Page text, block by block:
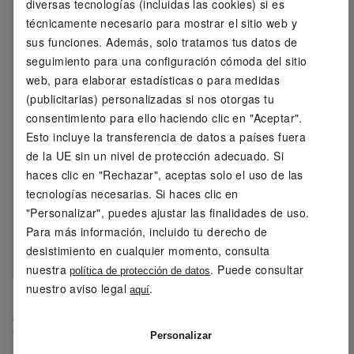
relleno ajustable
individualmente:
Instrucciones de
cuidado:
lavar a una temperatura
máxima de 30 °C (programa
para prendas delicadas)
no usar lejía
no secar en la secadora
planchar a una temperatura
máxima de 110 °C. No usar
plancha de vapor
no lavar en seco
Contenido del
paquete:
1 cojín de yoga
OEKO-TEX® STANDARD 100
diversas tecnologías (incluidas las cookies) si es
técnicamente necesario para mostrar el sitio web y
sus funciones. Además, solo tratamos tus datos de
seguimiento para una configuración cómoda del sitio
web, para elaborar estadísticas o para medidas
(publicitarias) personalizadas si nos otorgas tu
consentimiento para ello haciendo clic en "Aceptar".
Esto incluye la transferencia de datos a países fuera
de la UE sin un nivel de protección adecuado. Si
haces clic en "Rechazar", aceptas solo el uso de las
tecnologías necesarias. Si haces clic en
"Personalizar", puedes ajustar las finalidades de uso.
Para más información, incluido tu derecho de
desistimiento en cualquier momento, consulta
nuestrapolítica de protección de datos. Puede consultar
nuestro aviso legalaquí.
Personalizar